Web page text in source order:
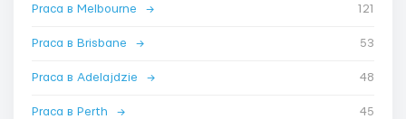
Praca в Melbourne → 121
Praca в Brisbane → 53
Praca в Adelajdzie → 48
Praca в Perth → 45